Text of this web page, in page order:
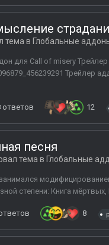
тема в Глобальные
для Call of misery
Трейлер
ответов 12
песня
тема в Глобальные
степени: Книга
8